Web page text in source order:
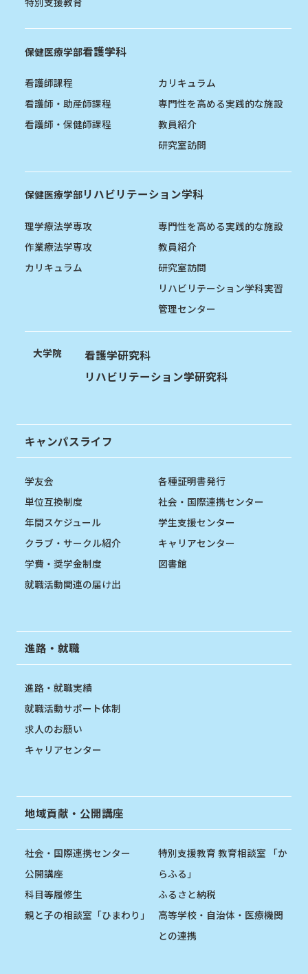
保健医療学部看護学科
看護師課程
看護師・助産師課程
看護師・保健師課程
カリキュラム
専門性を高める実践的な施設
教員紹介
研究室訪問
保健医療学部リハビリテーション学科
理学療法学専攻
作業療法学専攻
カリキュラム
専門性を高める実践的な施設
教員紹介
研究室訪問
リハビリテーション学科実習
管理センター
大学院
看護学研究科
リハビリテーション学研究科
キャンパスライフ
学友会
単位互換制度
年間スケジュール
クラブ・サークル紹介
学費・奨学金制度
就職活動関連の届け出
各種証明書発行
社会・国際連携センター
学生支援センター
キャリアセンター
図書館
進路・就職
進路・就職実績
就職活動サポート体制
求人のお願い
キャリアセンター
地域貢献・公開講座
社会・国際連携センター
公開講座
科目等履修生
親と子の相談室「ひまわり」
特別支援教育 教育相談室 「か
らふる」
ふるさと納税
高等学校・自治体・医療機関
との連携